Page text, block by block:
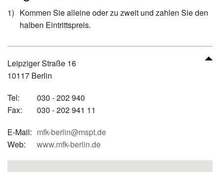
Kommen Sie alleine oder zu zweit und zahlen Sie den
halben Eintrittspreis.
Leipziger Straße 16
10117 Berlin
Tel:
030 - 202 940
Fax:
030 - 202 941 11
E-Mail: mfk-berlin@mspt.de
Web:
www.mfk-berlin.de